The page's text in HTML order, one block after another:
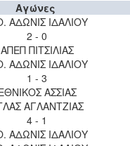
Αγώνες
ΑΔΩΝΙΣ ΙΔΑΛΙΟΥ
2 - 0
ΑΠΕΠ ΠΙΤΣΙΛΙΑΣ
ΑΔΩΝΙΣ ΙΔΑΛΙΟΥ
1 - 3
ΑΣΣΙΑΣ
ΑΓΛΑΝΤΖΙΑΣ
4 - 1
ΑΔΩΝΙΣ ΙΔΑΛΙΟΥ